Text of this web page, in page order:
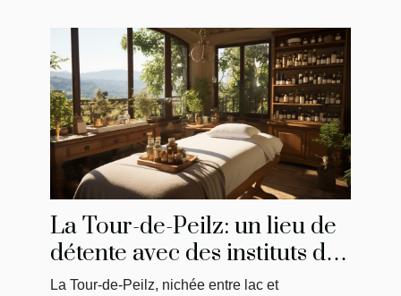
La Tour-de-Peilz: un lieu de
détente avec des instituts de
massage uniques
La Tour-de-Peilz, nichée entre lac et